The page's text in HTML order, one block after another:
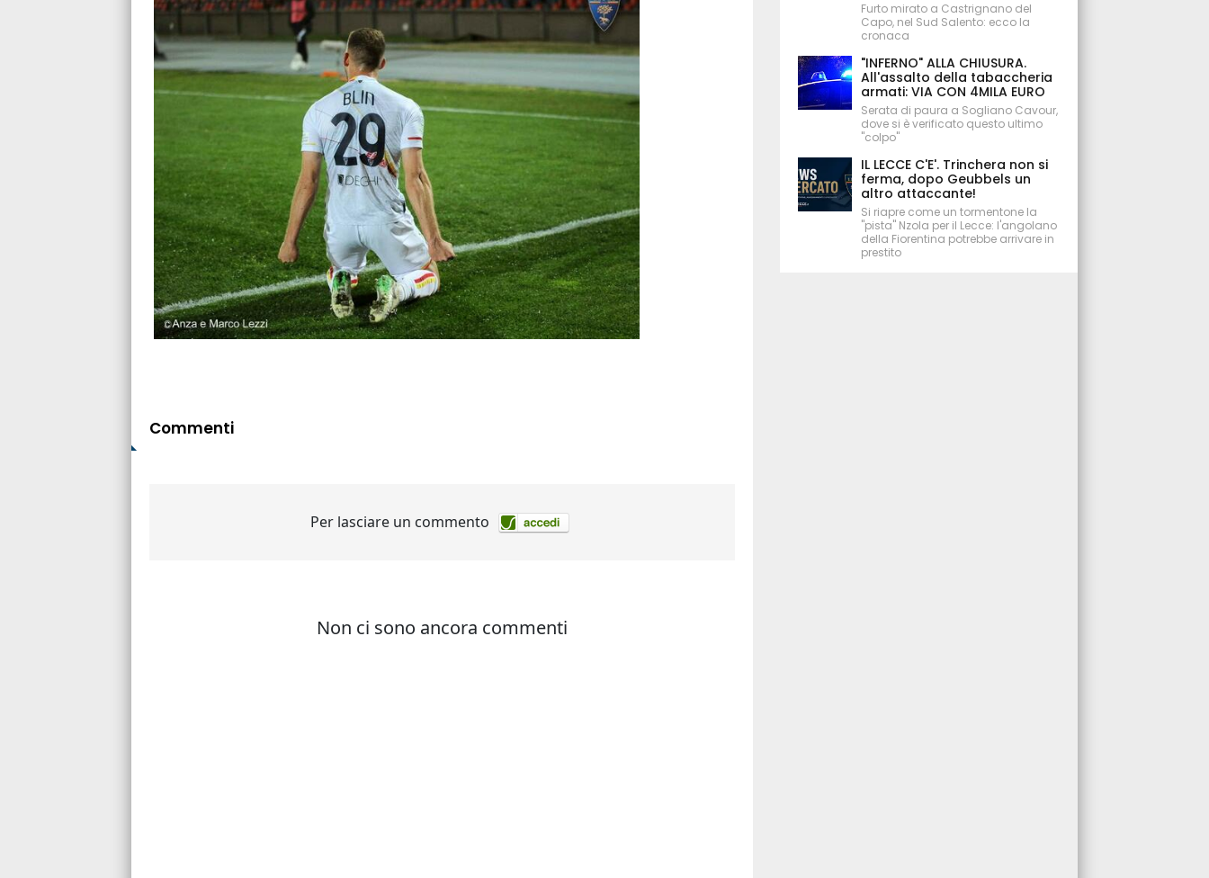
Commenti
Furto mirato a Castrignano del
Capo, nel Sud Salento: ecco la
cronaca
"INFERNO" ALLA CHIUSURA.
All'assalto della tabaccheria
armati: VIA CON 4MILA EURO
Serata di paura a Sogliano Cavour,
dove si è verificato questo ultimo
"colpo"
IL LECCE C'E'. Trinchera non si
ferma, dopo Geubbels un
altro attaccante!
Si riapre come un tormentone la
"pista" Nzola per il Lecce: l'angolano
della Fiorentina potrebbe arrivare in
prestito